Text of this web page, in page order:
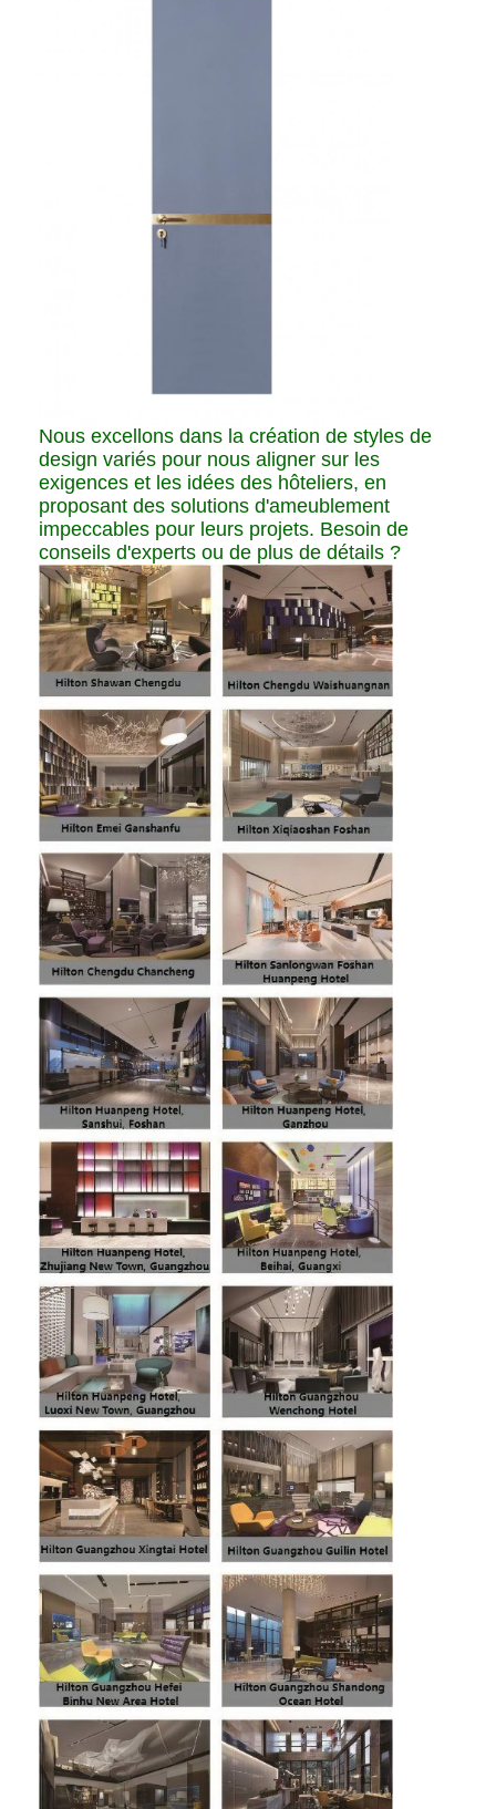
Nous excellons dans la création de styles de
design variés pour nous aligner sur les
exigences et les idées des hôteliers, en
proposant des solutions d'ameublement
impeccables pour leurs projets. Besoin de
conseils d'experts ou de plus de détails ?